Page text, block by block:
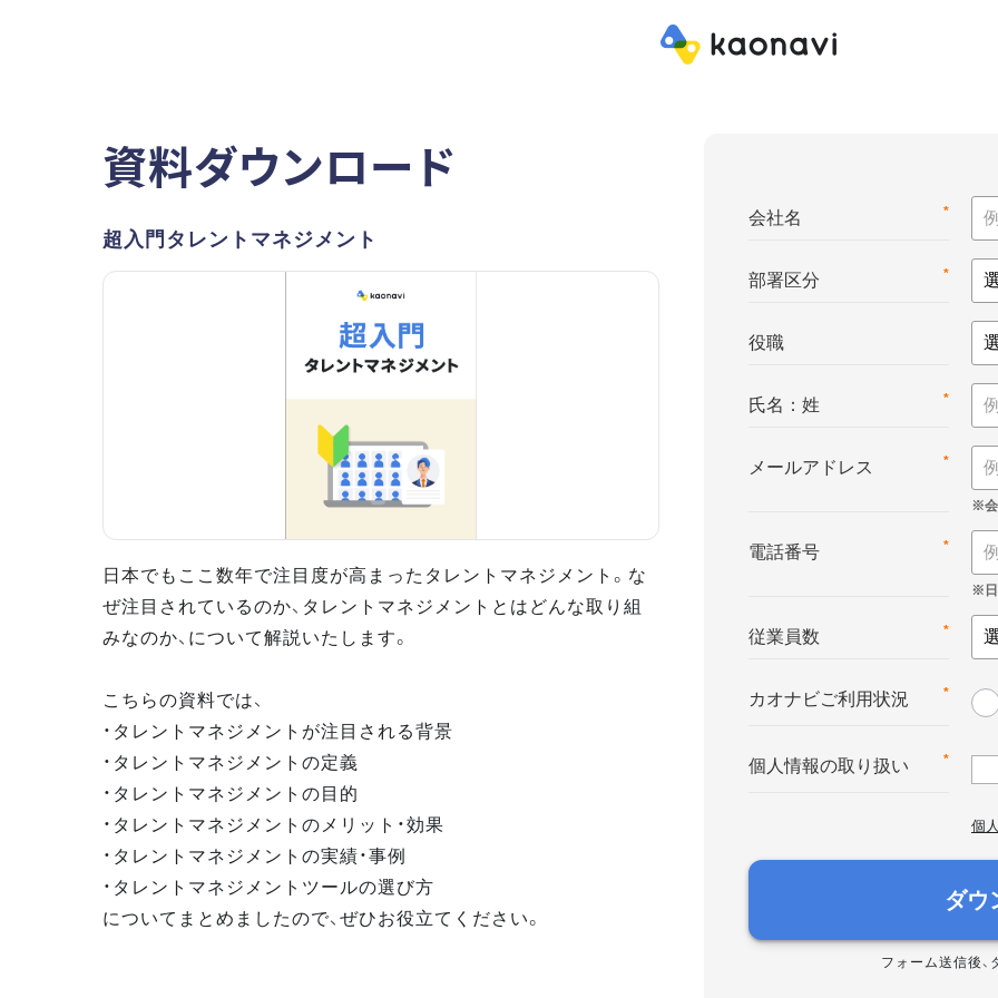
資料ダウンロード
超入門タレントマネジメント
日本でもここ数年で注目度が高まったタレントマネジメント。な
ぜ注目されているのか、タレントマネジメントとはどんな取り組
みなのか、について解説いたします。
こちらの資料では、
・タレントマネジメントが注目される背景
・タレントマネジメントの定義
・タレントマネジメントの目的
・タレントマネジメントのメリット・効果
・タレントマネジメントの実績・事例
・タレントマネジメントツールの選び方
についてまとめましたので、ぜひお役立てください。
*
会社名
*
部署区分
役職
*
氏名：姓
*
メールアドレス
*
電話番号
*
従業員数
*
カオナビご利用状況
*
個人情報の取り扱い
個
ダウ
フォーム送信後